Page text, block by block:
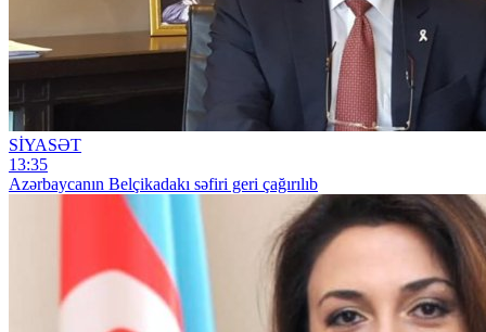
SİYASƏT
13:35
Azərbaycanın Belçikadakı səfiri geri çağırılıb